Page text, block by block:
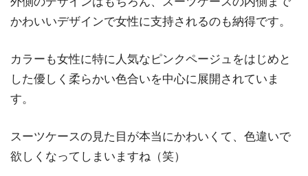
かわいいデザインで女性に支持されるのも納得です。
カラーも女性に特に人気なピンクページュをはじめと
した優しく柔らかい色合いを中心に展開されていま
す。
スーツケースの見た目が本当にかわいくて、色違いで
欲しくなってしまいますね（笑）